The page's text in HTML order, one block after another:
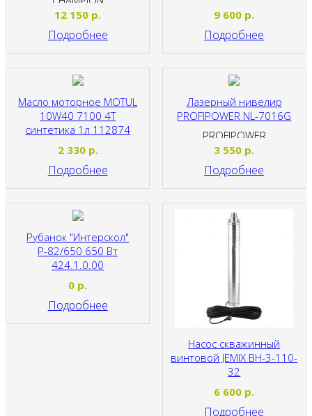
12 150 р.
Подробнее
CHAMPION
9 600 р.
Подробнее
Масло моторное MOTUL
10W40 7100 4T
синтетика 1л 112874
MOTUL
2 330р.
Подробнее
Лазерный нивелир
PROFIPOWER NL-7016G
PROFIPOWER
3 550 р.
Подробнее
Рубанок "Интерскол"
Р-82/650 650 Вт
424.1.0.00
0 р.
Подробнее
Насос скважинный
винтовой JEMIX ВН-3-110-
32
JEMIX
6 600 р.
Подробнее